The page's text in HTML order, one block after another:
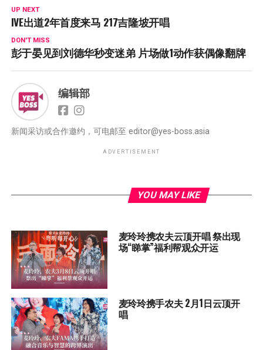
UP NEXT
IVE出道2年首度来马 217吉隆坡开唱
DON'T MISS
彭于晏见到刘德华秒变迷弟 片场做1动作获偶像翻牌
编辑部
新闻采访或合作邀约，可电邮至 editor@yes-boss.asia
ADVERTISEMENT
YOU MAY LIKE
麦玲玲携农夫云顶开唱 祭出现
场“睇掌”福利帮观众开运
麦玲玲携手农夫 2月1日云顶开
唱